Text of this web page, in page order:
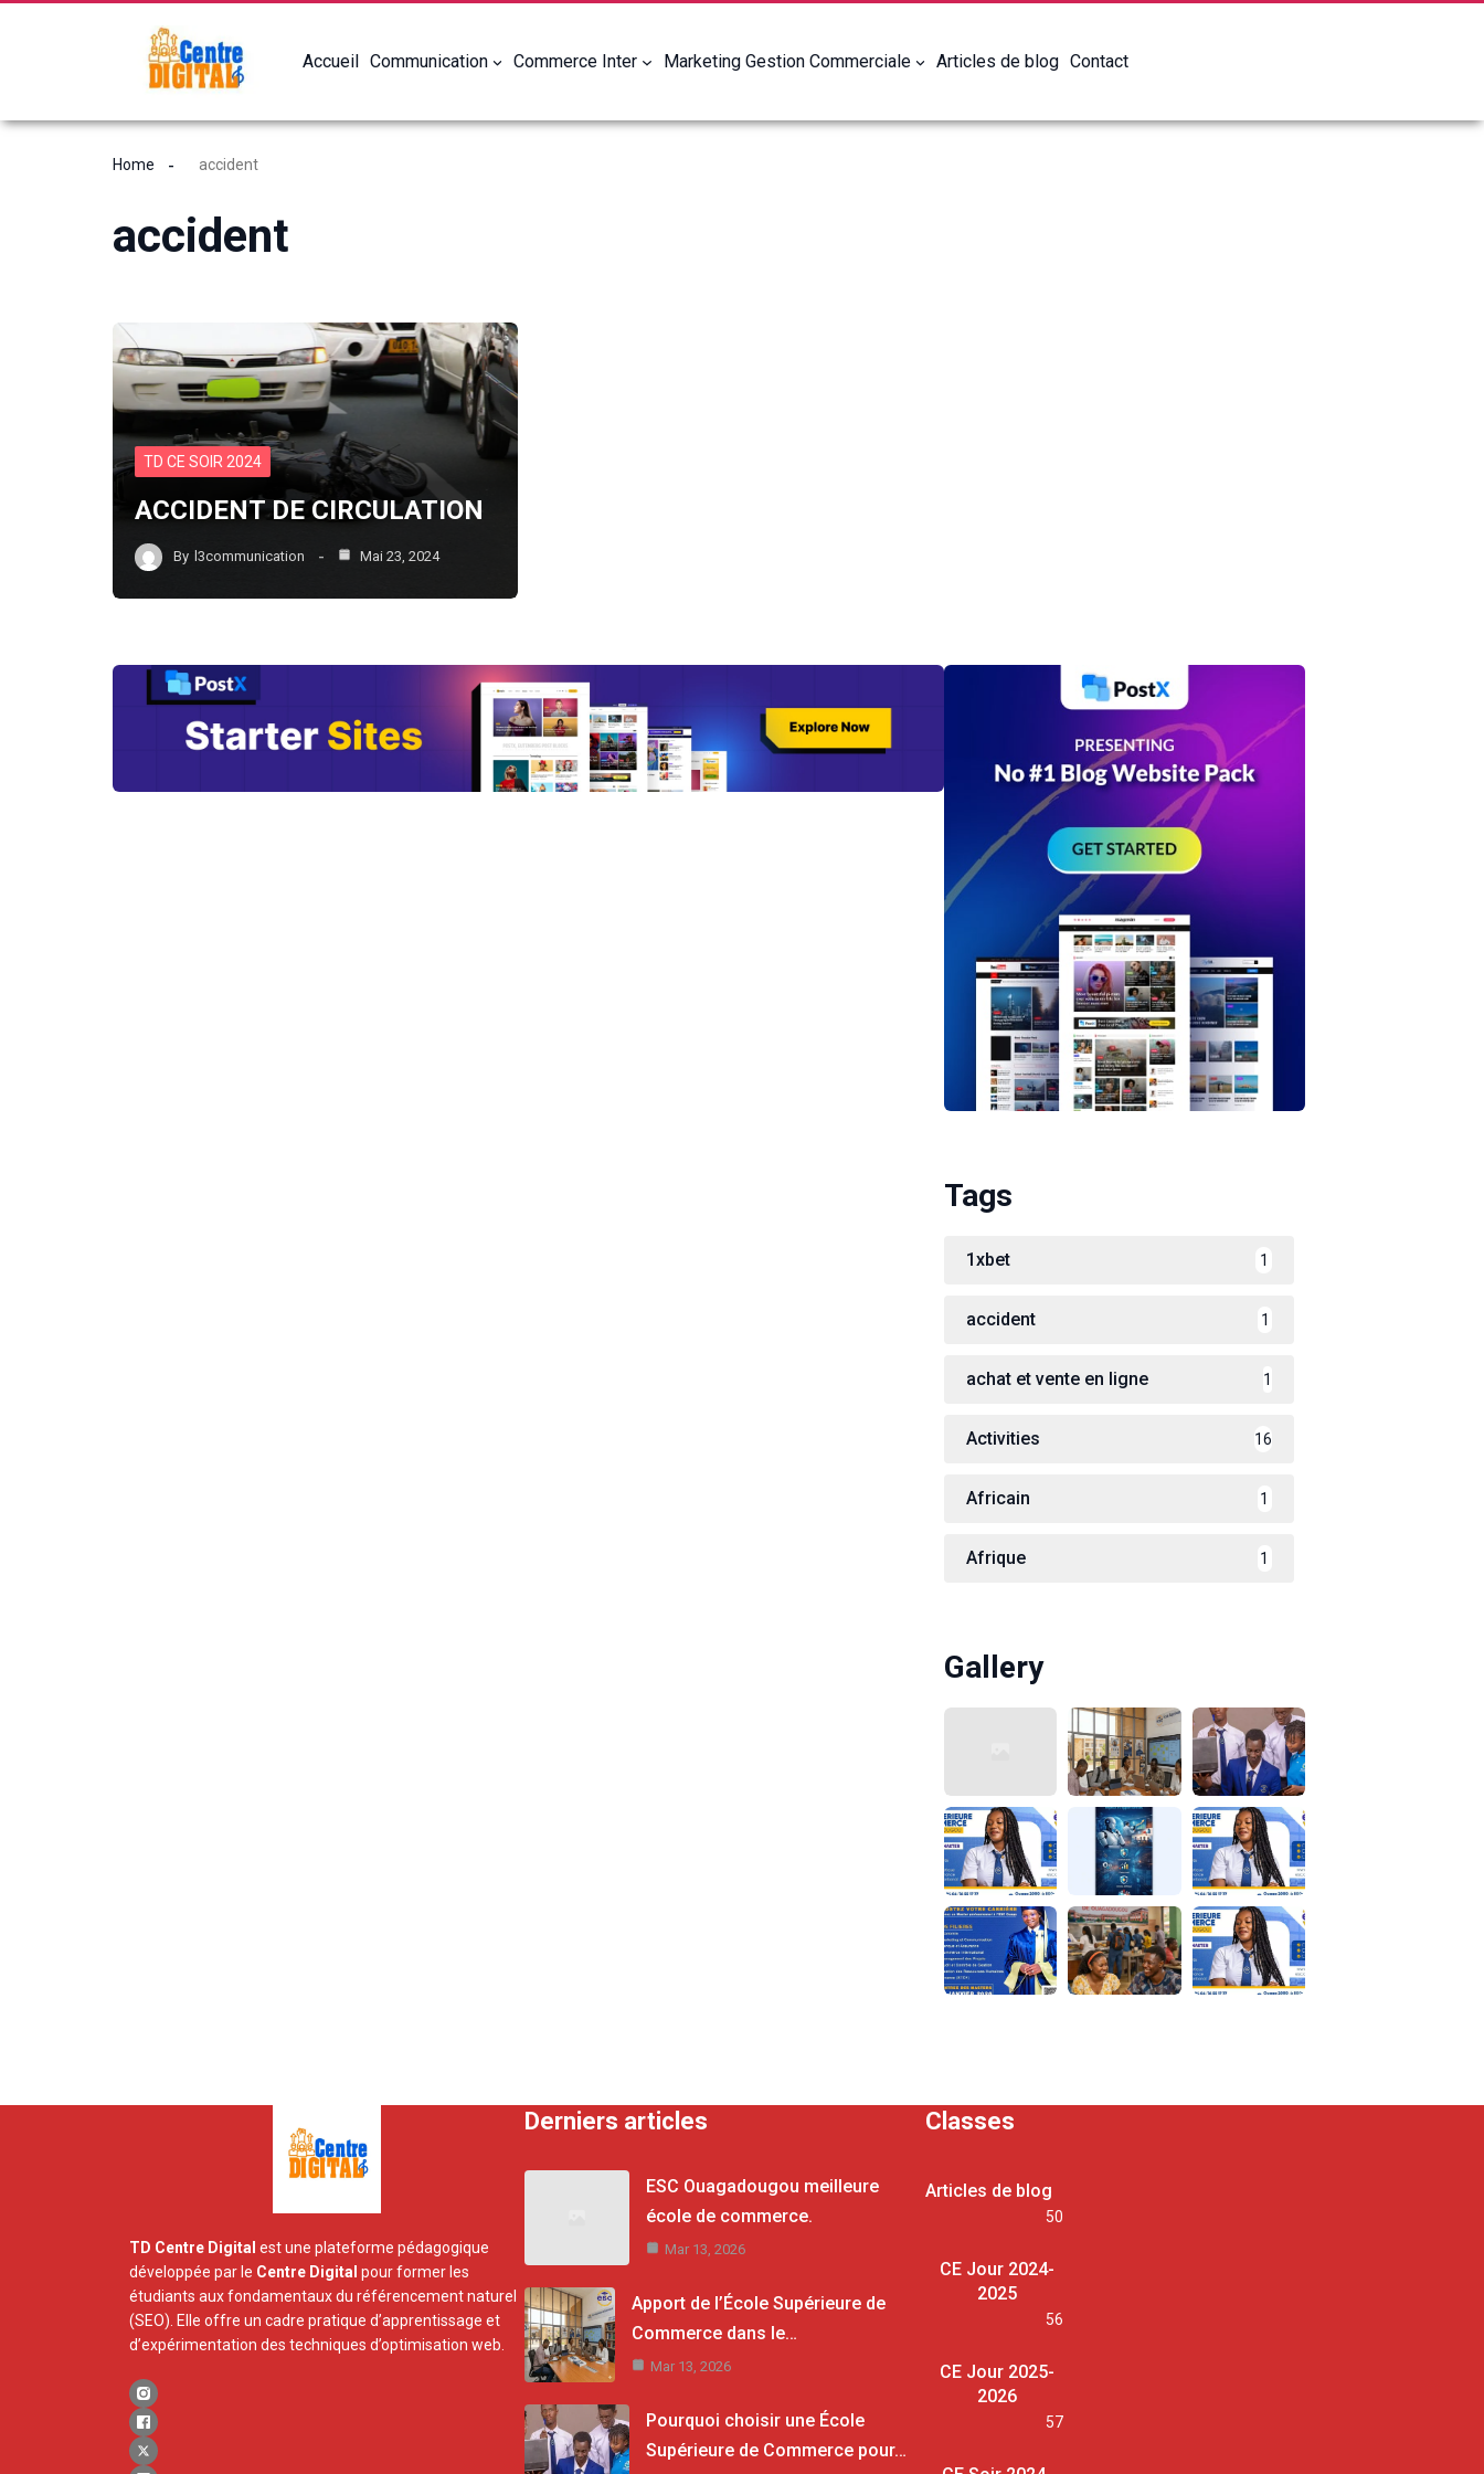
Accueil Communication Commerce Inter Marketing Gestion Commerciale Articles de blog Contact
Home accident
accident
TD CE SOIR 2024
ACCIDENT DE CIRCULATION
By l3communication Mai 23, 2024
Tags
1xbet 1
accident 1
achat et vente en ligne 1
Activities 16
Africain 1
Afrique 1
Gallery
TD Centre Digital est une plateforme pédagogique
développée par le Centre Digital pour former les
étudiants aux fondamentaux du référencement naturel
(SEO). Elle offre un cadre pratique d’apprentissage et
d’expérimentation des techniques d’optimisation web.
Derniers articles
ESC Ouagadougou meilleure
école de commerce.
Mar 13, 2026
Apport de l’École Supérieure de
Commerce dans le…
Mar 13, 2026
Pourquoi choisir une École
Supérieure de Commerce pour…
Classes
Articles de blog
50
CE Jour 2024-
2025
56
CE Jour 2025-
2026
57